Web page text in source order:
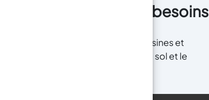
pour tous vos besoins
pour vous fournir des résines et
le bricolage, le revêtement de sol et le